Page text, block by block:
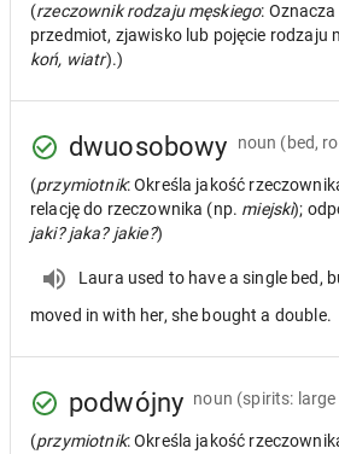
(rzeczownik rodzaju męskiego:
przedmiot, zjawisko lub pojęcie rodzaju
koń, wiatr).)
dwuosobowy noun (bed,
(przymiotnik: Określa jakość
relację do rzeczownika (np. miejski);
jaki? jaka? jakie?)
Laura used to have a single bed,
moved in with her, she bought a double.
podwójny noun (spirits:
(przymiotnik: Określa jakość